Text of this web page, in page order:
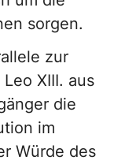
sorgen.
zur
XIII. aus
die
im
Würde des